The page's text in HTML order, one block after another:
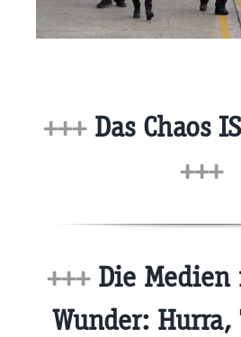
+++Das Chaos
+++
+++Die Medien
Wunder: